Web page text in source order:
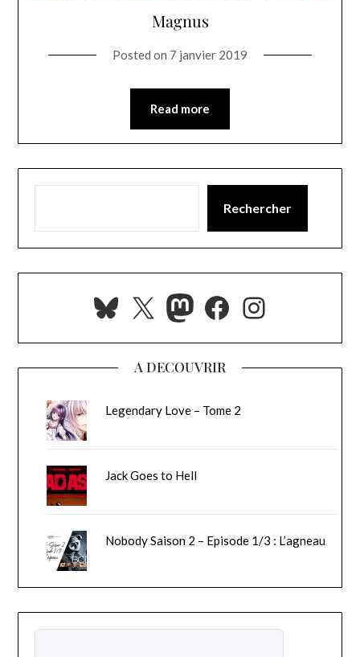
Magnus
Posted on 7 janvier 2019
Read more
Rechercher
Bluesky
X Mastodon
Facebook
A DECOUVRIR
Legendary Love – Tome 2
Jack Goes to Hell
Nobody Saison 2 – Episode 1/3 : L’agneau